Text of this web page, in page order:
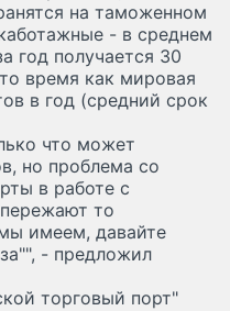
на таможенном
- в среднем
год получается 30
время как мировая
в год (средний срок
что может
но проблема со
в работе с
то
имеем, давайте
- предложил
торговый порт"